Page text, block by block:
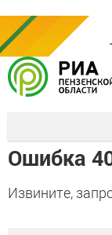
Ошибка
Извините,